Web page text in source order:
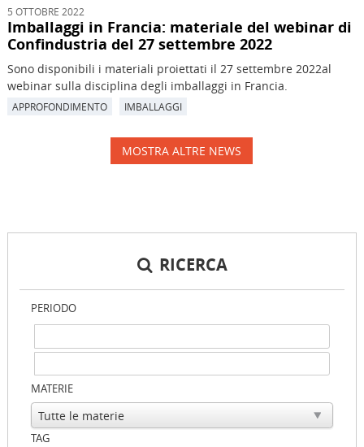
5 OTTOBRE 2022
Imballaggi in Francia: materiale del webinar di
Confindustria del 27 settembre 2022
Sono disponibili i materiali proiettati il 27 settembre 2022al
webinar sulla disciplina degli imballaggi in Francia.
APPROFONDIMENTO IMBALLAGGI
MOSTRA ALTRE NEWS
RICERCA
PERIODO
MATERIE
TAG